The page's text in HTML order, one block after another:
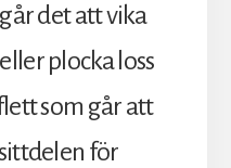
det att vika
plocka loss
som går att
för